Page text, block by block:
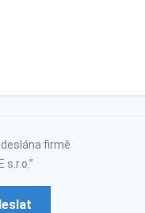
firmě
s.r.o.”